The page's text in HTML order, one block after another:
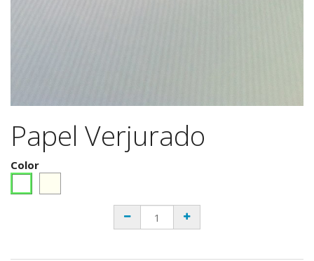
Papel Verjurado
Color